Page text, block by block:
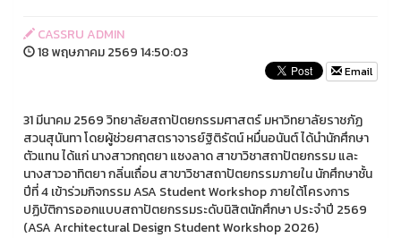
CASSRU ADMIN
18 พฤษภาคม 2569 14:50:03
Email
31 มีนาคม 2569 วิทยาลัยสถาปัตยกรรมศาสตร์ มหาวิทยาลัยราชภัฏ
สวนสุนันทา โดยผู้ช่วยศาสตราจารย์ฐิติรัตน์ หมื่นอนันต์ ได้นำนักศึกษา
ตัวแทน ได้แก่ นางสาวกฤตยา แซงลาด สาขาวิชาสถาปัตยกรรม และ
นางสาวอาทิตยา กลิ่นเถื่อน สาขาวิชาสถาปัตยกรรมภายใน นักศึกษาชั้น
ปีที่ 4 เข้าร่วมกิจกรรม ASA Student Workshop ภายใต้โครงการ
ปฏิบัติการออกแบบสถาปัตยกรรมระดับนิสิตนักศึกษา ประจำปี 2569
(ASA Architectural Design Student Workshop 2026)